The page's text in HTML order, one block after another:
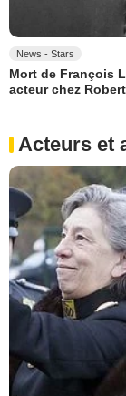
News - Stars
Mort de François
acteur chez
Acteurs et